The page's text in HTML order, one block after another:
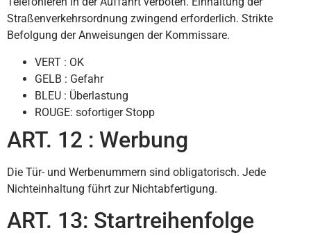
Straßenverkehrsordnung zwingend erforderlich. Strikte
Befolgung der Anweisungen der Kommissare.
VERT : OK
GELB : Gefahr
BLEU : Überlastung
ROUGE: sofortiger Stopp
ART. 12 : Werbung
Die Tür- und Werbenummern sind obligatorisch. Jede
Nichteinhaltung führt zur Nichtabfertigung.
ART. 13: Startreihenfolge